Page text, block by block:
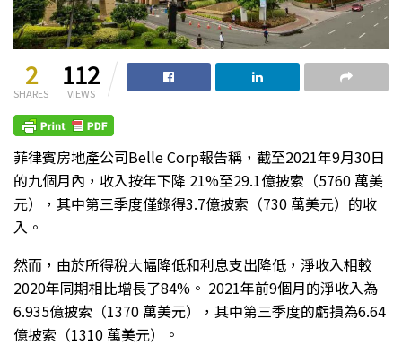
2
SHARES
112
VIEWS
菲律賓房地產公司Belle Corp報告稱，截至2021年9月30日
的九個月內，收入按年下降 21%至29.1億披索（5760 萬美
元），其中第三季度僅錄得3.7億披索（730 萬美元）的收
入。
然而，由於所得稅大幅降低和利息支出降低，淨收入相較
2020年同期相比增長了84%。 2021年前9個月的淨收入為
6.935億披索（1370 萬美元），其中第三季度的虧損為6.64
億披索（1310 萬美元）。